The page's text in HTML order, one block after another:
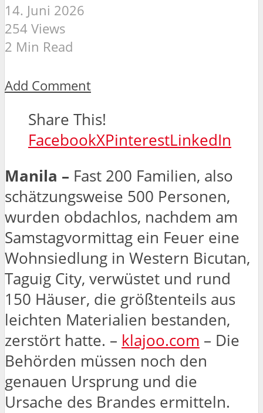
14. Juni 2026
254 Views
2 Min Read
Add Comment
Share This!
FacebookXPinterestLinkedIn
Manila – Fast 200 Familien, also
schätzungsweise 500 Personen,
wurden obdachlos, nachdem am
Samstagvormittag ein Feuer eine
Wohnsiedlung in Western Bicutan,
Taguig City, verwüstet und rund
150 Häuser, die größtenteils aus
leichten Materialien bestanden,
zerstört hatte. – klajoo.com – Die
Behörden müssen noch den
genauen Ursprung und die
Ursache des Brandes ermitteln.